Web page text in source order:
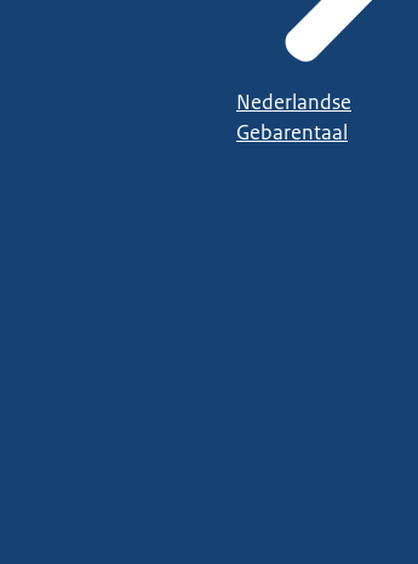
Nederlandse
Gebarentaal